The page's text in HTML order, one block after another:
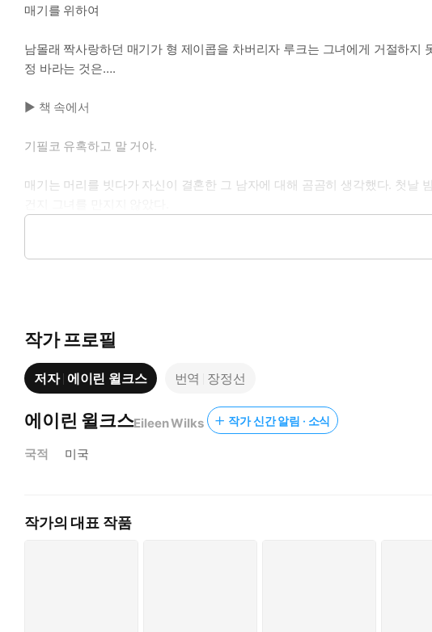
매기를 위하여
남몰래 짝사랑하던 매기가 형 제이콥을 차버리자 루크는 그녀에게 거절하
정 바라는 것은….
▶ 책 속에서
기필코 유혹하고 말 거야.
매기는 머리를 빗다가 자신이 결혼한 그 남자에 대해 곰곰히 생각했다. 첫날
* 이 작품은 〈제이콥의 프로포즈〉,〈마이클의 결심〉과 시리즈입니다.
작가 프로필
저자 에이린 윌크스 번역 장정선
에이린 윌크스Eileen Wilks 작가 신간 알림 · 소식
국적 미국
작가의 대표 작품